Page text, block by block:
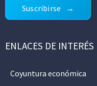
Suscribirse
ENLACES DE INTERÉS
Coyuntura económica